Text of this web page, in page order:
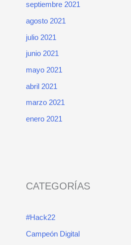
septiembre 2021
agosto 2021
julio 2021
junio 2021
mayo 2021
abril 2021
marzo 2021
enero 2021
CATEGORÍAS
#Hack22
Campeón Digital